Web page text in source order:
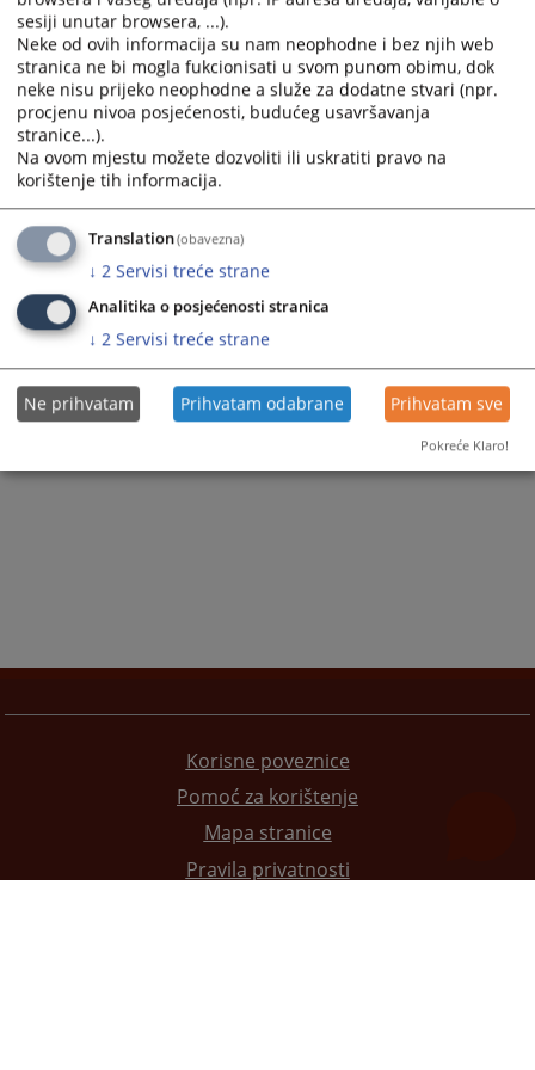
Korisne poveznice
Pomoć za korištenje
Mapa stranice
Pravila privatnosti
sesiji unutar browsera, ...).
Neke od ovih informacija su nam neophodne i bez njih web
stranica ne bi mogla fukcionisati u svom punom obimu, dok
neke nisu prijeko neophodne a služe za dodatne stvari (npr.
procjenu nivoa posjećenosti, budućeg usavršavanja
stranice...).
Na ovom mjestu možete dozvoliti ili uskratiti pravo na
korištenje tih informacija.
Translation(obavezna)
↓ 2 Servisi treće strane
Analitika o posjećenosti stranica
↓ 2 Servisi treće strane
Ne prihvatam Prihvatam odabrane Prihvatam sve
Pokreće Klaro!